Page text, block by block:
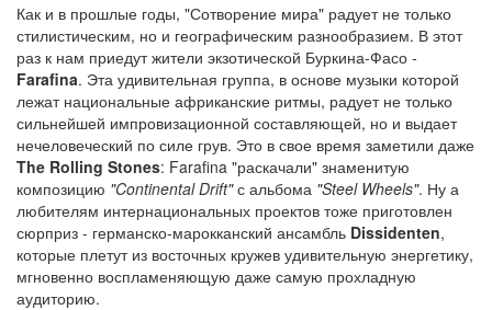
Как и в прошлые годы, "Сотворение мира" радует не только
стилистическим, но и географическим разнообразием. В этот
раз к нам приедут жители экзотической Буркина-Фасо -
Farafina. Эта удивительная группа, в основе музыки которой
лежат национальные африканские ритмы, радует не только
сильнейшей импровизационной составляющей, но и выдает
нечеловеческий по силе грув. Это в свое время заметили даже
The Rolling Stones: Farafina "раскачали" знаменитую
композицию "Continental Drift"с альбома "Steel Wheels". Ну а
любителям интернациональных проектов тоже приготовлен
сюрприз - германско-марокканский ансамбль Dissidenten,
которые плетут из восточных кружев удивительную энергетику,
мгновенно воспламеняющую даже самую прохладную
аудиторию.